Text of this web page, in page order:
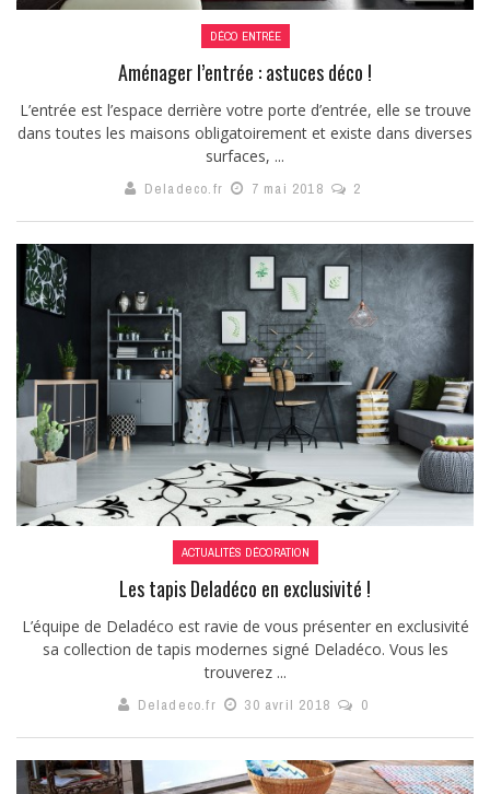
DÉCO ENTRÉE
Aménager l’entrée : astuces déco !
L’entrée est l’espace derrière votre porte d’entrée, elle se trouve
dans toutes les maisons obligatoirement et existe dans diverses
surfaces, ...
Deladeco.fr 7 mai 2018 2
ACTUALITÉS DÉCORATION
Les tapis Deladéco en exclusivité !
L’équipe de Deladéco est ravie de vous présenter en exclusivité
sa collection de tapis modernes signé Deladéco. Vous les
trouverez ...
Deladeco.fr 30 avril 2018 0